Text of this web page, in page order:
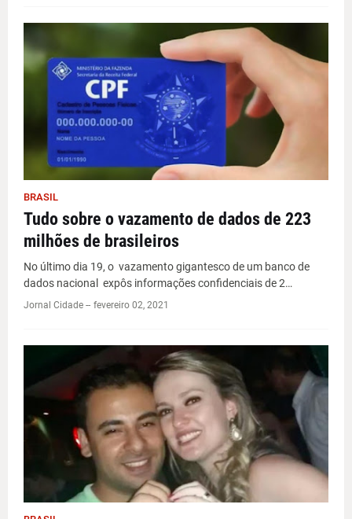
BRASIL
Tudo sobre o vazamento de dados de 223
milhões de brasileiros
No último dia 19, o vazamento gigantesco de um banco de
dados nacional expôs informações confidenciais de 2…
Jornal Cidade -- fevereiro 02, 2021